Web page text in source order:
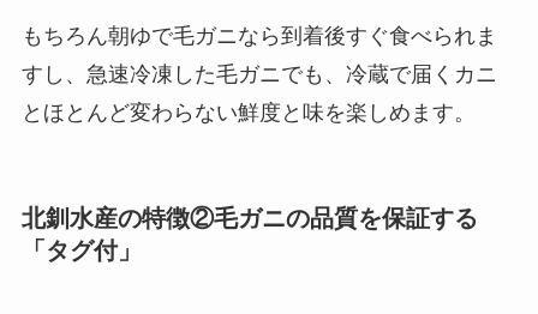
もちろん朝ゆで毛ガニなら到着後すぐ食べられま
すし、急速冷凍した毛ガニでも、冷蔵で届くカニ
とほとんど変わらない鮮度と味を楽しめます。
北釧水産の特徴②毛ガニの品質を保証する
「タグ付」